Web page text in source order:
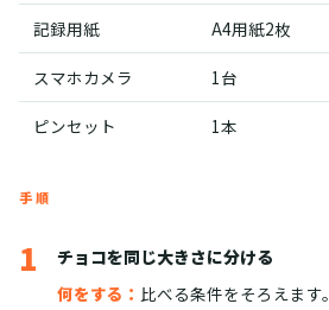
記録用紙 A4用紙2枚
スマホカメラ 1台
ピンセット 1本
手順
1
チョコを同じ大きさに分ける
何をする： 比べる条件をそろえます。